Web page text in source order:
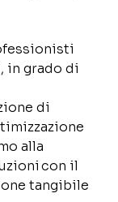
in grado di
di
alla
con il
tangibile